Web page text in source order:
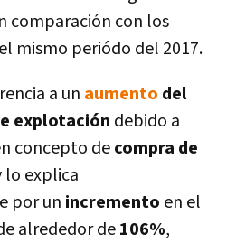
comparación con los
mismo periódo del 2017.
a un aumento del
explotación debido a
concepto decompra de
lo explica
por un incremento en el
alrededor de106%,